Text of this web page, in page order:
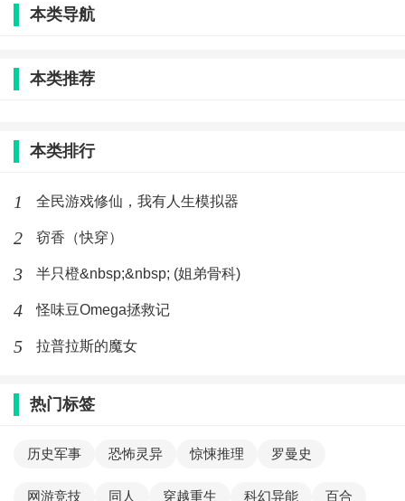
本类导航
本类推荐
本类排行
1 全民游戏修仙，我有人生模拟器
2 窃香（快穿）
3 半只橙&nbsp;&nbsp; (姐弟骨科)
4 怪味豆Omega拯救记
5 拉普拉斯的魔女
热门标签
历史军事 恐怖灵异 惊悚推理 罗曼史
网游竞技 同人 穿越重生 科幻异能 百合